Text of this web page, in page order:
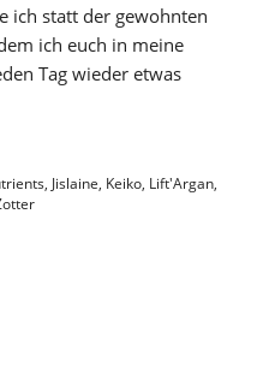
ich statt der gewohnten
ich euch in meine
Tag wieder etwas
, Jislaine, Keiko, Lift'Argan,